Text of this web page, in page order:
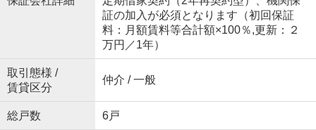
証の加入が必須となります（初回保証
料：月額賃料等合計額×100％,更新：２
万円／1年）
取引態様 /
賃貸区分
仲介 / 一般
総戸数 6戸